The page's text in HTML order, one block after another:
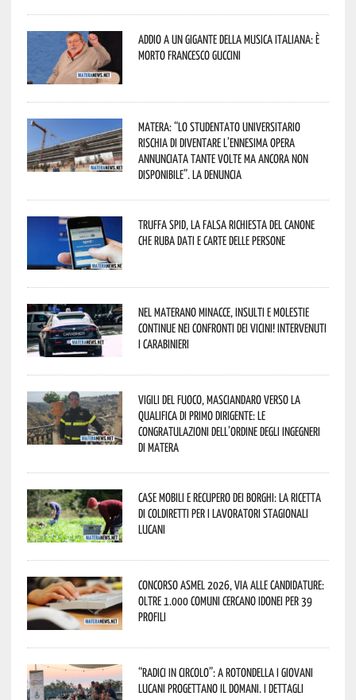
Addio a un gigante della musica italiana: è
morto Francesco Guccini
Matera: “Lo studentato universitario
rischia di diventare l’ennesima opera
annunciata tante volte ma ancora non
disponibile”. La denuncia
Truffa Spid, la falsa richiesta del canone
che ruba dati e carte delle persone
Nel materano minacce, insulti e molestie
continue nei confronti dei vicini! Intervenuti
i Carabinieri
Vigili del Fuoco, Masciandaro verso la
qualifica di Primo Dirigente: le
congratulazioni dell’Ordine degli Ingegneri
di Matera
Case mobili e recupero dei borghi: la ricetta
di Coldiretti per i lavoratori stagionali
lucani
Concorso Asmel 2026, via alle candidature:
oltre 1.000 Comuni cercano idonei per 39
profili
“Radici in Circolo”: a Rotondella i giovani
lucani progettano il domani. I dettagli